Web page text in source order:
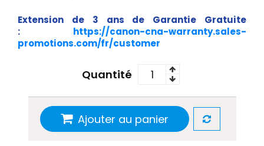
Extension de 3 ans de Garantie Gratuite
:
https://canon-cna-warranty.sales-
promotions.com/fr/customer
Quantité
Ajouter au panier